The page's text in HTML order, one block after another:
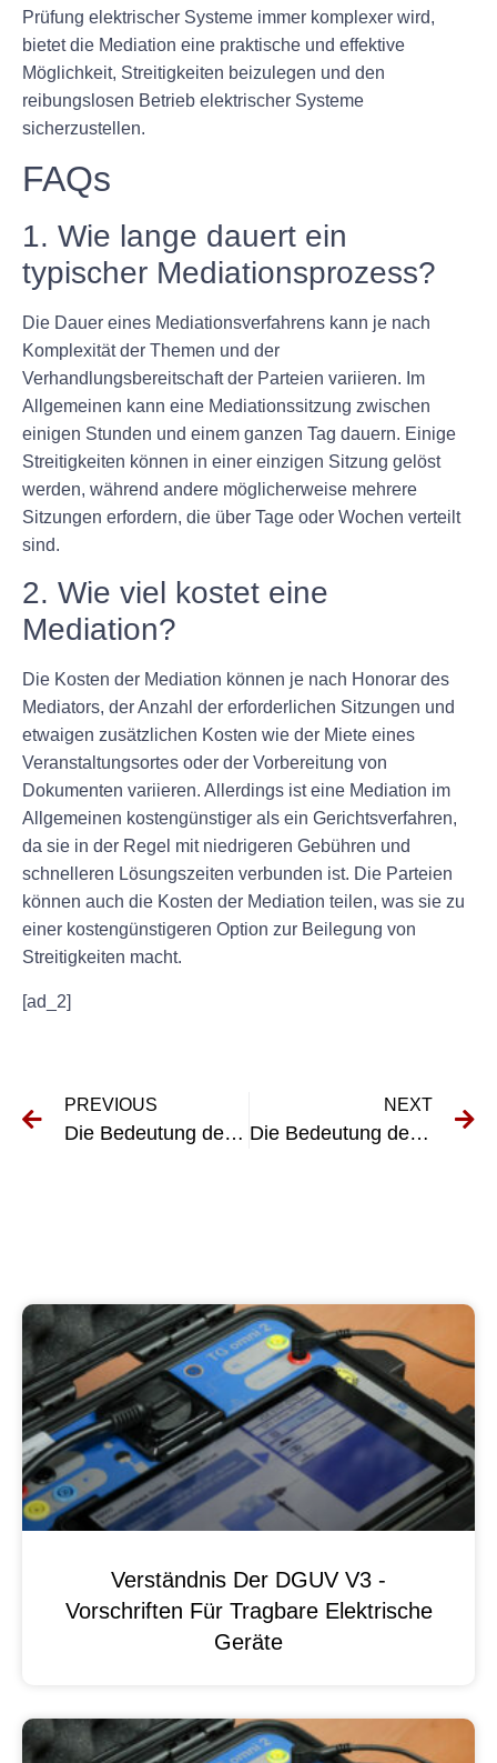
Prüfung elektrischer Systeme immer komplexer wird,
bietet die Mediation eine praktische und effektive
Möglichkeit, Streitigkeiten beizulegen und den
reibungslosen Betrieb elektrischer Systeme
sicherzustellen.
FAQs
1. Wie lange dauert ein
typischer Mediationsprozess?
Die Dauer eines Mediationsverfahrens kann je nach
Komplexität der Themen und der
Verhandlungsbereitschaft der Parteien variieren. Im
Allgemeinen kann eine Mediationssitzung zwischen
einigen Stunden und einem ganzen Tag dauern. Einige
Streitigkeiten können in einer einzigen Sitzung gelöst
werden, während andere möglicherweise mehrere
Sitzungen erfordern, die über Tage oder Wochen verteilt
sind.
2. Wie viel kostet eine
Mediation?
Die Kosten der Mediation können je nach Honorar des
Mediators, der Anzahl der erforderlichen Sitzungen und
etwaigen zusätzlichen Kosten wie der Miete eines
Veranstaltungsortes oder der Vorbereitung von
Dokumenten variieren. Allerdings ist eine Mediation im
Allgemeinen kostengünstiger als ein Gerichtsverfahren,
da sie in der Regel mit niedrigeren Gebühren und
schnelleren Lösungszeiten verbunden ist. Die Parteien
können auch die Kosten der Mediation teilen, was sie zu
einer kostengünstigeren Option zur Beilegung von
Streitigkeiten macht.
[ad_2]
PREVIOUS
Die Bedeutung der DGUV V3-Prüfung im Vertragsrecht
NEXT
Die Bedeutung der Pressenprüfung nach UVV für die Arbeitssicherheit verstehen
Verständnis Der DGUV V3 -
Vorschriften Für Tragbare Elektrische
Geräte